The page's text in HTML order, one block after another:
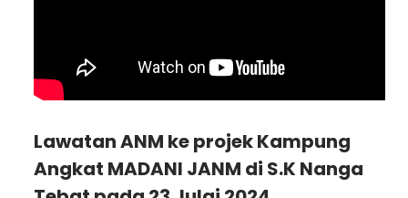
Lawatan ANM ke projek Kampung
Angkat MADANI JANM di S.K Nanga